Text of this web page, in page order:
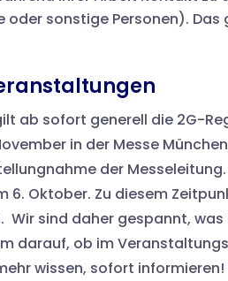
sonstige Personen).
ab sofort generell die 2G-
in der Messe
der
6. Oktober. Zu diesem
Wir sind daher gespannt,
darauf, ob im
wissen, sofort